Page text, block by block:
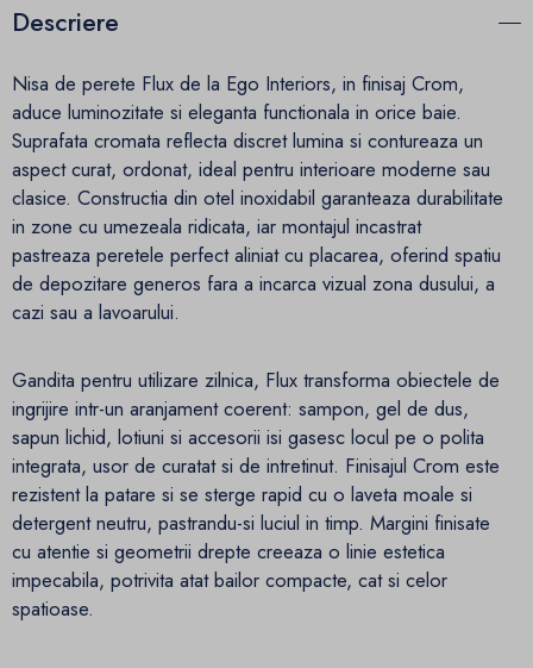
Descriere
Nisa de perete Flux de la Ego Interiors, in finisaj Crom,
aduce luminozitate si eleganta functionala in orice baie.
Suprafata cromata reflecta discret lumina si contureaza un
aspect curat, ordonat, ideal pentru interioare moderne sau
clasice. Constructia din otel inoxidabil garanteaza durabilitate
in zone cu umezeala ridicata, iar montajul incastrat
pastreaza peretele perfect aliniat cu placarea, oferind spatiu
de depozitare generos fara a incarca vizual zona dusului, a
cazi sau a lavoarului.
Gandita pentru utilizare zilnica, Flux transforma obiectele de
ingrijire intr-un aranjament coerent: sampon, gel de dus,
sapun lichid, lotiuni si accesorii isi gasesc locul pe o polita
integrata, usor de curatat si de intretinut. Finisajul Crom este
rezistent la patare si se sterge rapid cu o laveta moale si
detergent neutru, pastrandu-si luciul in timp. Margini finisate
cu atentie si geometrii drepte creeaza o linie estetica
impecabila, potrivita atat bailor compacte, cat si celor
spatioase.